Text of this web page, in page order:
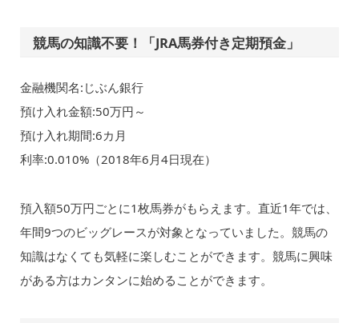
競馬の知識不要！「JRA馬券付き定期預金」
金融機関名:じぶん銀行
預け入れ金額:50万円～
預け入れ期間:6カ月
利率:0.010%（2018年6月4日現在）
預入額50万円ごとに1枚馬券がもらえます。直近1年では、
年間9つのビッグレースが対象となっていました。競馬の
知識はなくても気軽に楽しむことができます。競馬に興味
がある方はカンタンに始めることができます。